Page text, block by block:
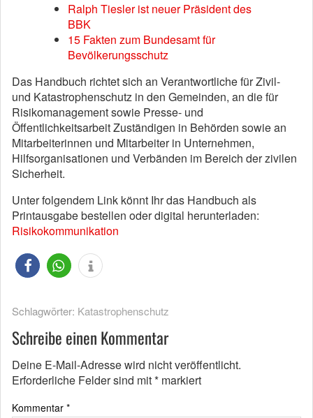
Ralph Tiesler ist neuer Präsident des
BBK
15 Fakten zum Bundesamt für
Bevölkerungsschutz
Das Handbuch richtet sich an Verantwortliche für Zivil-
und Katastrophenschutz in den Gemeinden, an die für
Risikomanagement sowie Presse- und
Öffentlichkeitsarbeit Zuständigen in Behörden sowie an
Mitarbeiterinnen und Mitarbeiter in Unternehmen,
Hilfsorganisationen und Verbänden im Bereich der zivilen
Sicherheit.
Unter folgendem Link könnt Ihr das Handbuch als
Printausgabe bestellen oder digital herunterladen:
Risikokommunikation
Schlagwörter: Katastrophenschutz
Schreibe einen Kommentar
Deine E-Mail-Adresse wird nicht veröffentlicht.
Erforderliche Felder sind mit* markiert
Kommentar *